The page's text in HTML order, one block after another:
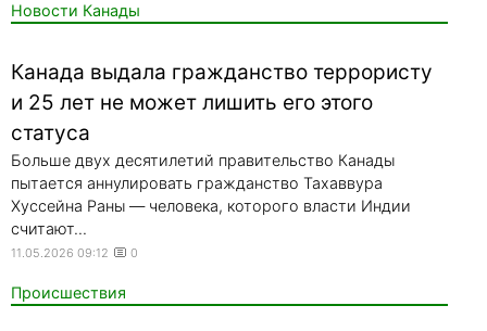
Новости Канады
Канада выдала гражданство террористу
и 25 лет не может лишить его этого
статуса
Больше двух десятилетий правительство Канады
пытается аннулировать гражданство Тахаввура
Хуссейна Раны — человека, которого власти Индии
считают...
11.05.2026 09:12 0
Происшествия